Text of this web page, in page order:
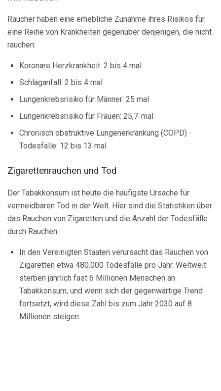
Raucher haben eine erhebliche Zunahme ihres Risikos für
eine Reihe von Krankheiten gegenüber denjenigen, die nicht
rauchen:
Koronare Herzkrankheit: 2 bis 4 mal
Schlaganfall: 2 bis 4 mal
Lungenkrebsrisiko für Männer: 25 mal
Lungenkrebsrisiko für Frauen: 25,7-mal
Chronisch obstruktive Lungenerkrankung (COPD) -
Todesfälle: 12 bis 13 mal
Zigarettenrauchen und Tod
Der Tabakkonsum ist heute die häufigste Ursache für
vermeidbaren Tod in der Welt. Hier sind die Statistiken über
das Rauchen von Zigaretten und die Anzahl der Todesfälle
durch Rauchen:
In den Vereinigten Staaten verursacht das Rauchen von
Zigaretten etwa 480.000 Todesfälle pro Jahr. Weltweit
sterben jährlich fast 6 Millionen Menschen an
Tabakkonsum, und wenn sich der gegenwärtige Trend
fortsetzt, wird diese Zahl bis zum Jahr 2030 auf 8
Millionen steigen.